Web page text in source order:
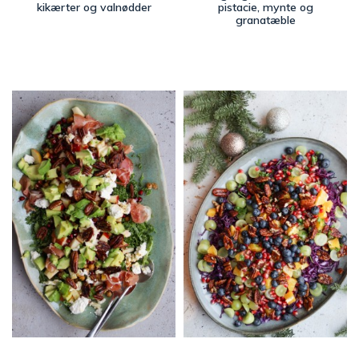
kikærter og valnødder
pistacie, mynte og
granatæble